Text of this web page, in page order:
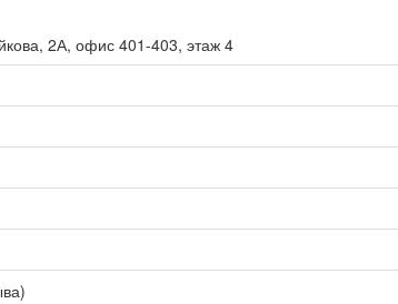
2А, офис 401-403, этаж 4